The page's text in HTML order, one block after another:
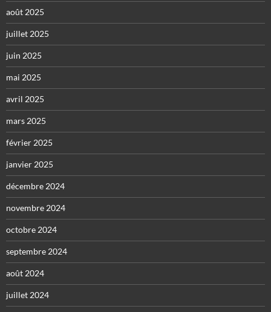
août 2025
juillet 2025
juin 2025
mai 2025
avril 2025
mars 2025
février 2025
janvier 2025
décembre 2024
novembre 2024
octobre 2024
septembre 2024
août 2024
juillet 2024